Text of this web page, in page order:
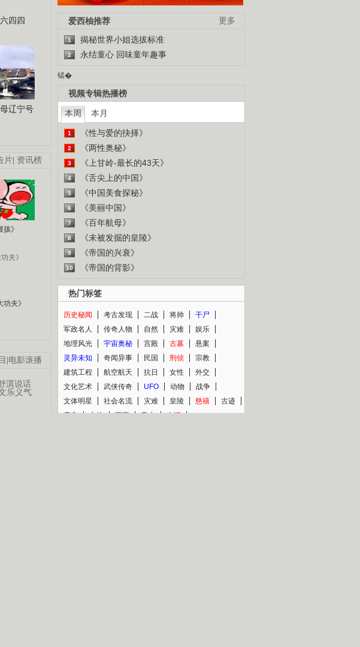
四四
辽宁号
片 资讯榜
孩》
功夫》
电影滚播
更多
爱西柚推荐
1 揭秘世界小姐选拔标准
2 永结童心 回味童年趣事
锘�
视频专辑热播榜
本周 本月
1 《性与爱的抉择》
2 《两性奥秘》
3 《上甘岭-最长的43天》
4 《舌尖上的中国》
5 《中国美食探秘》
6 《美丽中国》
7 《百年航母》
8 《未被发掘的皇陵》
9 《帝国的兴衰》
10 《帝国的背影》
热门标签
历史秘闻 考古发现 二战 将帅
干尸
军政名人
传奇人物 自然 灾难
娱乐
地理风光
宇宙奥秘 宫殿 古墓
悬案
灵异未知
奇闻异事 民国 刑侦
宗教
建筑工程
航空航天 抗日 女性
外交
文化艺术
武侠传奇 UFO 动物
战争
文体明星
社会名流 灾难 皇陵 慈禧
古迹
庆典
文物 西藏 青少 大清